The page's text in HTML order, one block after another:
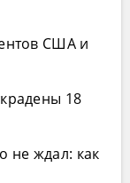
США и
18
не ждал: как